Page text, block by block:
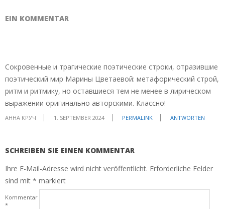
EIN KOMMENTAR
Сокровенные и трагические поэтические строки, отразившие
поэтический мир Марины Цветаевой: метафорический строй,
ритм и ритмику, но оставшиеся тем не менее в лирическом
выражении оригинально авторскими. Классно!
АННА КРУЧ 1. SEPTEMBER 2024 PERMALINK ANTWORTEN
SCHREIBEN SIE EINEN KOMMENTAR
Ihre E-Mail-Adresse wird nicht veröffentlicht. Erforderliche Felder
sind mit * markiert
Kommentar
*